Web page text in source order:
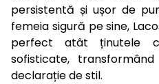
persistentă și ușor de
femeia sigură pe sine,
perfect atât ținutele
sofisticate,
declarație de stil.